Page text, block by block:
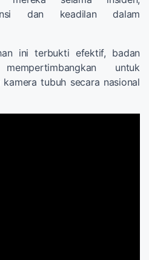
dan keadilan dalam
ini terbukti efektif, badan
untuk
tubuh secara nasional